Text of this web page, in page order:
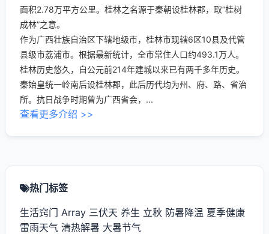
面积2.78万平方公里。桂林之名源于秦朝设桂林郡，取“桂树
成林”之意。
作为广西壮族自治区下辖地级市，桂林市现辖6区10县及代管
县级市荔浦市。根据最新统计，全市常住人口约493.1万人。
桂林历史悠久，自公元前214年建城以来已有两千多年历史。
秦始皇统一岭南后设桂林郡，此后历代均为州、府、路、省治
所。抗日战争时期曾为广西省会，...
查看更多介绍 >>
热门标签
生活窍门 Array 三伏天 养生 立秋 防暑降温 夏季健康
雷雨天气 清热解暑 大暑节气